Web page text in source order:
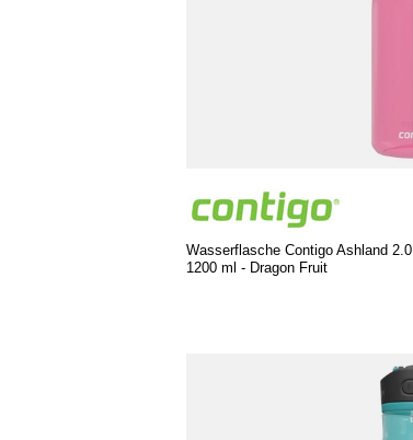
Wasserflasche Contigo Ashland 2.0
1200 ml - Dragon Fruit